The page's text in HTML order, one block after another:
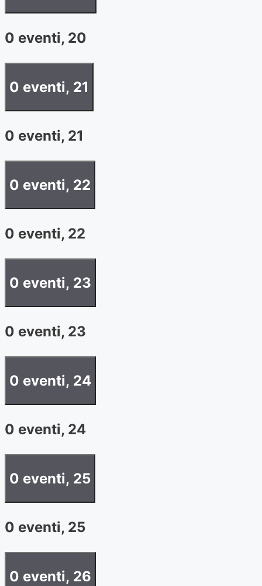
0 eventi, 20
0 eventi, 21
0 eventi, 21
0 eventi, 22
0 eventi, 22
0 eventi, 23
0 eventi, 23
0 eventi, 24
0 eventi, 24
0 eventi, 25
0 eventi, 25
0 eventi, 26